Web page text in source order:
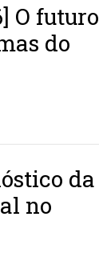
O futuro
do
da
no